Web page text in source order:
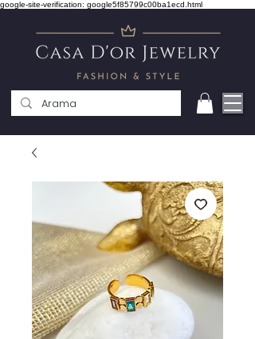
google-site-verification: google5f85799c00ba1ecd.html